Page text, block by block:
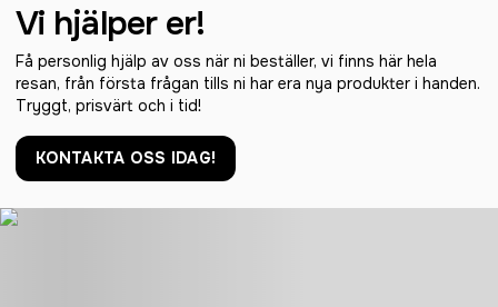
Vi hjälper er!
Få personlig hjälp av oss när ni beställer, vi finns här hela
resan, från första frågan tills ni har era nya produkter i handen.
Tryggt, prisvärt och i tid!
KONTAKTA OSS IDAG!